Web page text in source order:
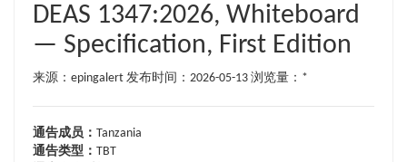
DEAS 1347:2026, Whiteboard
— Specification, First Edition
来源：epingalert 发布时间：2026-05-13 浏览量：*
通告成员： Tanzania
通告类型： TBT